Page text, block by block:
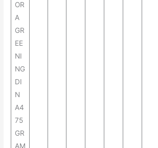
OR
A
GR
EE
NI
NG
DI
N
A4
75
GR
AM